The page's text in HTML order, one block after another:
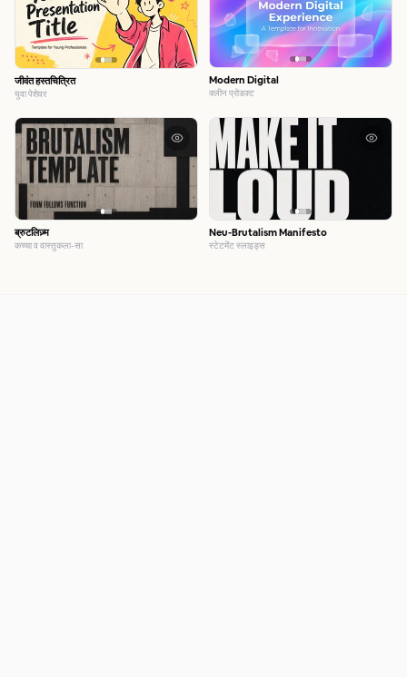
जीवंत हस्तचित्रित
युवा पेशेवर
Modern Digital
क्लीन प्रोडक्ट
ब्रुटलिज़्म
कच्चा व वास्तुकला-सा
Neu-Brutalism Manifesto
स्टेटमेंट स्लाइड्स